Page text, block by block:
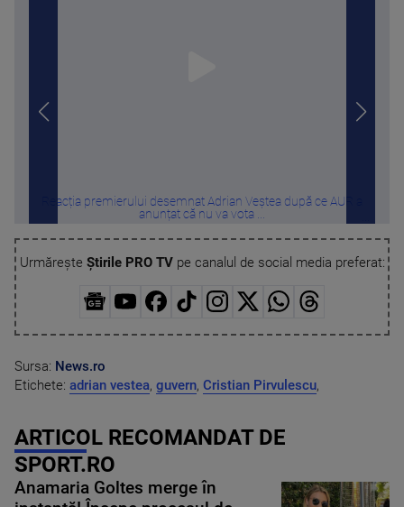
Reacția premierului desemnat Adrian Veștea după ce AUR a
anunțat că nu va vota ...
Urmărește Știrile PRO TVpe canalul de social media preferat:
Sursa: News.ro
Etichete: adrian vestea, guvern, Cristian Pirvulescu,
ARTICOL RECOMANDAT DE
SPORT.RO
Anamaria Goltes merge în